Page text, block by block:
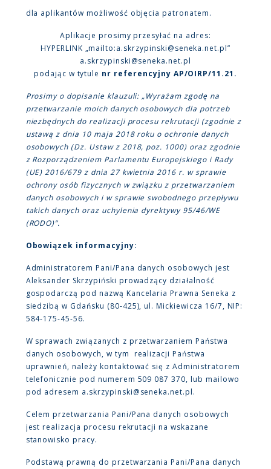
dla aplikantów możliwość objęcia patronatem.
Aplikacje prosimy przesyłać na adres:
HYPERLINK „mailto:a.skrzypinski@seneka.net.pl”
a.skrzypinski@seneka.net.pl
podając w tytule nr referencyjny AP/OIRP/11.21.
Prosimy o dopisanie klauzuli: „Wyrażam zgodę na
przetwarzanie moich danych osobowych dla potrzeb
niezbędnych do realizacji procesu rekrutacji (zgodnie z
ustawą z dnia 10 maja 2018 roku o ochronie danych
osobowych (Dz. Ustaw z 2018, poz. 1000) oraz zgodnie
z Rozporządzeniem Parlamentu Europejskiego i Rady
(UE) 2016/679 z dnia 27 kwietnia 2016 r. w sprawie
ochrony osób fizycznych w związku z przetwarzaniem
danych osobowych i w sprawie swobodnego przepływu
takich danych oraz uchylenia dyrektywy 95/46/WE
(RODO)”.
Obowiązek informacyjny:
Administratorem Pani/Pana danych osobowych jest
Aleksander Skrzypiński prowadzący działalność
gospodarczą pod nazwą Kancelaria Prawna Seneka z
siedzibą w Gdańsku (80-425), ul. Mickiewicza 16/7, NIP:
584-175-45-56.
W sprawach związanych z przetwarzaniem Państwa
danych osobowych, w tym realizacji Państwa
uprawnień, należy kontaktować się z Administratorem
telefonicznie pod numerem 509 087 370, lub mailowo
pod adresem a.skrzypinski@seneka.net.pl.
Celem przetwarzania Pani/Pana danych osobowych
jest realizacja procesu rekrutacji na wskazane
stanowisko pracy.
Podstawą prawną do przetwarzania Pani/Pana danych